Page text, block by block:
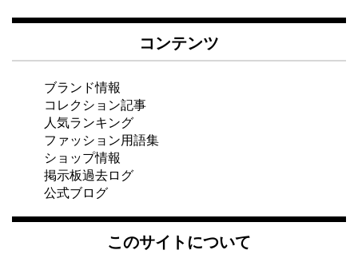
コンテンツ
ブランド情報
コレクション記事
人気ランキング
ファッション用語集
ショップ情報
掲示板過去ログ
公式ブログ
このサイトについて